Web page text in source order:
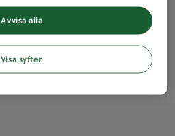
Avvisa alla
Visa syften